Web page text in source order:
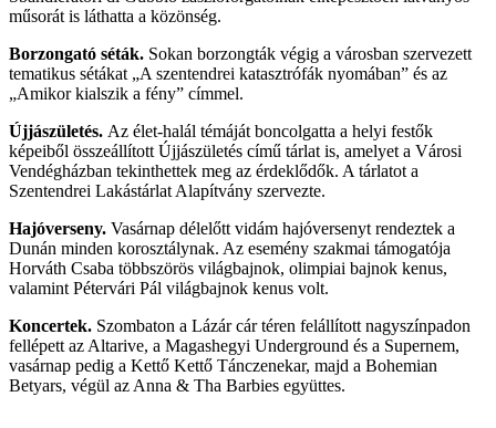
műsorát is láthatta a közönség.
Borzongató séták. Sokan borzongták végig a városban szervezett
tematikus sétákat „A szentendrei katasztrófák nyomában” és az
„Amikor kialszik a fény” címmel.
Újjászületés. Az élet-halál témáját boncolgatta a helyi festők
képeiből összeállított Újjászületés című tárlat is, amelyet a Városi
Vendégházban tekinthettek meg az érdeklődők. A tárlatot a
Szentendrei Lakástárlat Alapítvány szervezte.
Hajóverseny. Vasárnap délelőtt vidám hajóversenyt rendeztek a
Dunán minden korosztálynak. Az esemény szakmai támogatója
Horváth Csaba többszörös világbajnok, olimpiai bajnok kenus,
valamint Pétervári Pál világbajnok kenus volt.
Koncertek. Szombaton a Lázár cár téren felállított nagyszínpadon
fellépett az Altarive, a Magashegyi Underground és a Supernem,
vasárnap pedig a Kettő Kettő Tánczenekar, majd a Bohemian
Betyars, végül az Anna & Tha Barbies együttes.